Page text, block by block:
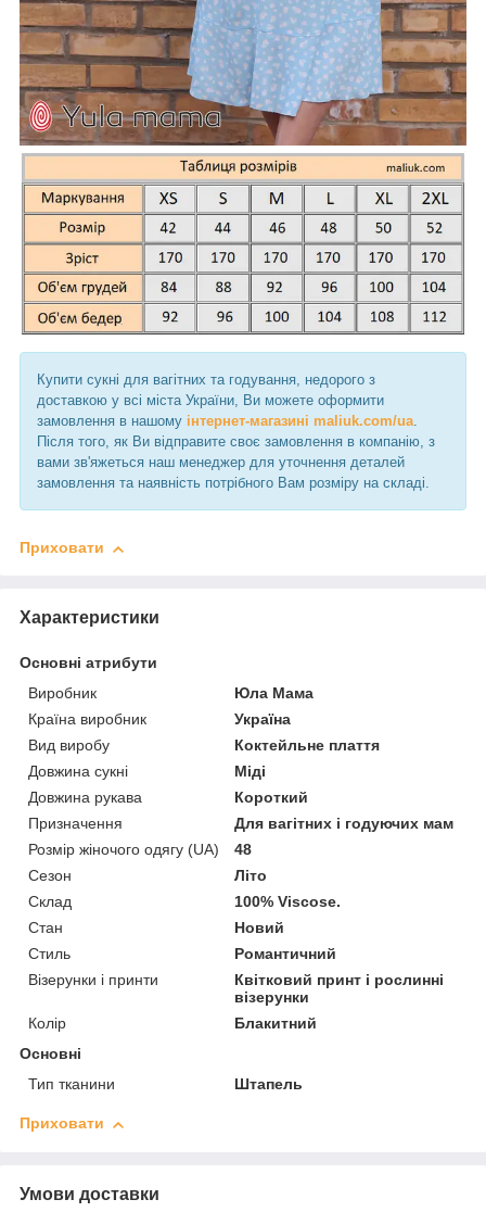
Купити сукні для вагітних та годування, недорого з
доставкою у всі міста України, Ви можете оформити
замовлення в нашому інтернет-магазині maliuk.com/ua.
Після того, як Ви відправите своє замовлення в компанію, з
вами зв'яжеться наш менеджер для уточнення деталей
замовлення та наявність потрібного Вам розміру на складі.
Приховати
Характеристики
Основні атрибути
Виробник
Юла Мама
Країна виробник
Україна
Вид виробу
Коктейльне плаття
Довжина сукні
Міді
Довжина рукава
Короткий
Призначення
Для вагітних і годуючих мам
Розмір жіночого одягу (UA)
48
Сезон
Літо
Склад
100% Viscose.
Стан
Новий
Стиль
Романтичний
Візерунки і принти
Квітковий принт і рослинні
візерунки
Колір
Блакитний
Основні
Тип тканини
Штапель
Приховати
Умови доставки